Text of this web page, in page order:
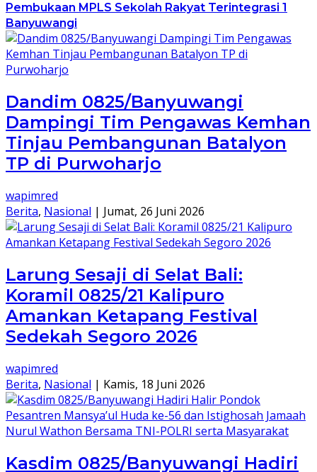
Pembukaan MPLS Sekolah Rakyat Terintegrasi 1
Banyuwangi
Dandim 0825/Banyuwangi
Dampingi Tim Pengawas Kemhan
Tinjau Pembangunan Batalyon
TP di Purwoharjo
wapimred
Berita, Nasional | Jumat, 26 Juni 2026
Larung Sesaji di Selat Bali:
Koramil 0825/21 Kalipuro
Amankan Ketapang Festival
Sedekah Segoro 2026
wapimred
Berita, Nasional | Kamis, 18 Juni 2026
Kasdim 0825/Banyuwangi Hadiri